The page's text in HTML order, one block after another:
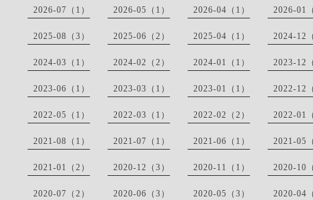
2026-07（1） 2026-05（1） 2026-04（1） 2026-01
2025-08（3） 2025-06（2） 2025-04（1） 2024-12
2024-03（1） 2024-02（2） 2024-01（1） 2023-12
2023-06（1） 2023-03（1） 2023-01（1） 2022-12
2022-05（1） 2022-03（1） 2022-02（2） 2022-01
2021-08（1） 2021-07（1） 2021-06（1） 2021-05
2021-01（2） 2020-12（3） 2020-11（1） 2020-10
2020-07（2） 2020-06（3） 2020-05（3） 2020-04